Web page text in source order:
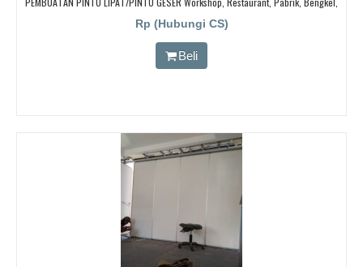
HOTEL,
Rp (Hubungi CS)
Beli